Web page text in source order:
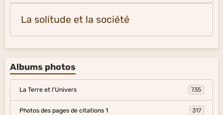
La solitude et la société
Albums photos
La Terre et l'Univers 735
Photos des pages de citations 1 317